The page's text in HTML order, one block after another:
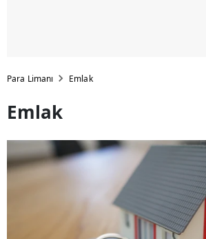
Para Limanı Emlak
Emlak